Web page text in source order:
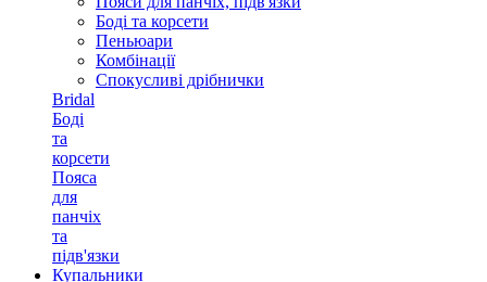
Боді та корсети
Пеньюари
Комбінації
Спокусливі дрібнички
Bridal
Боді
та
корсети
Пояса
для
панчіх
та
підв'язки
Купальники